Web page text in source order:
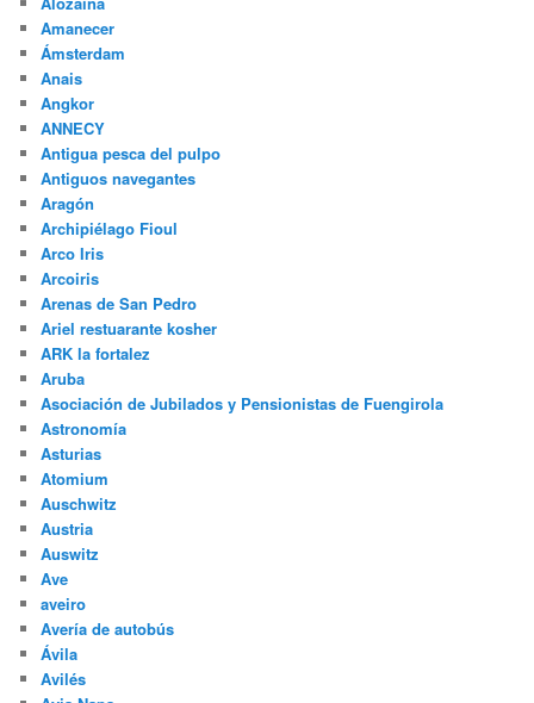
Amanecer
Ámsterdam
Anais
Angkor
ANNECY
Antigua pesca del pulpo
Antiguos navegantes
Aragón
Archipiélago Fioul
Arco Iris
Arcoiris
Arenas de San Pedro
Ariel restuarante kosher
ARK la fortalez
Aruba
Asociación de Jubilados y Pensionistas de Fuengirola
Astronomía
Asturias
Atomium
Auschwitz
Austria
Auswitz
Ave
aveiro
Avería de autobús
Ávila
Avilés